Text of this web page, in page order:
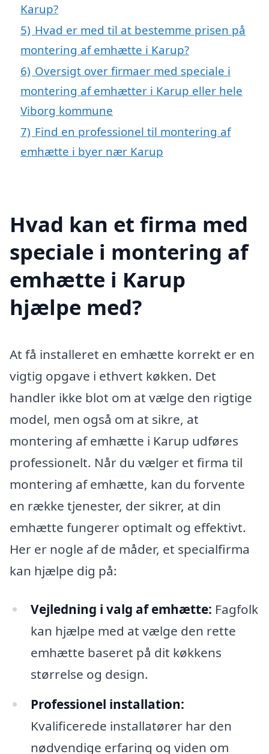
Karup?
5) Hvad er med til at bestemme prisen på
montering af emhætte i Karup?
6) Oversigt over firmaer med speciale i
montering af emhætter i Karup eller hele
Viborg kommune
7) Find en professionel til montering af
emhætte i byer nær Karup
Hvad kan et firma med
speciale i montering af
emhætte i Karup
hjælpe med?
At få installeret en emhætte korrekt er en
vigtig opgave i ethvert køkken. Det
handler ikke blot om at vælge den rigtige
model, men også om at sikre, at
montering af emhætte i Karup udføres
professionelt. Når du vælger et firma til
montering af emhætte, kan du forvente
en række tjenester, der sikrer, at din
emhætte fungerer optimalt og effektivt.
Her er nogle af de måder, et specialfirma
kan hjælpe dig på:
Vejledning i valg af emhætte: Fagfolk
kan hjælpe med at vælge den rette
emhætte baseret på dit køkkens
størrelse og design.
Professionel installation:
Kvalificerede installatører har den
nødvendige erfaring og viden om